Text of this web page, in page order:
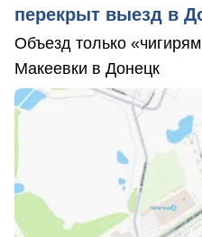
перекрыт выезд в
Объезд только
Макеевки в Донецк